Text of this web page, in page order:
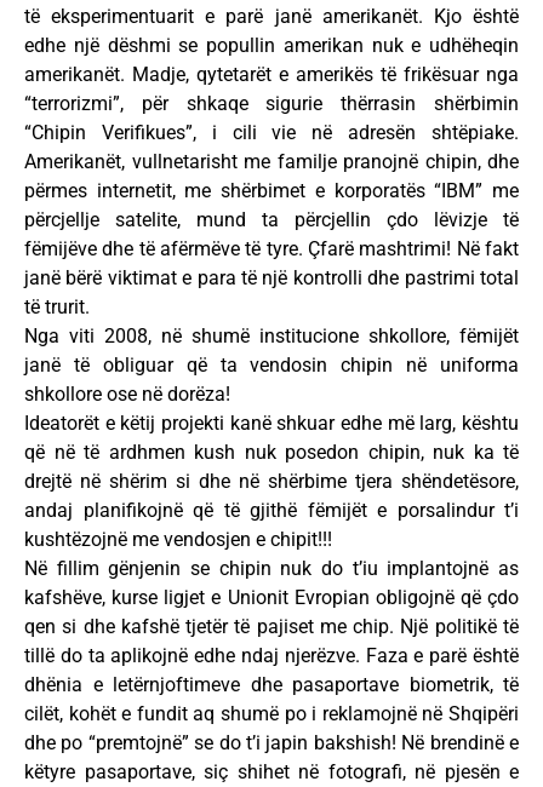
të eksperimentuarit e parë janë amerikanët. Kjo është
edhe një dëshmi se popullin amerikan nuk e udhëheqin
amerikanët. Madje, qytetarët e amerikës të frikësuar nga
“terrorizmi”, për shkaqe sigurie thërrasin shërbimin
“Chipin Verifikues”, i cili vie në adresën shtëpiake.
Amerikanët, vullnetarisht me familje pranojnë chipin, dhe
përmes internetit, me shërbimet e korporatës “IBM” me
përcjellje satelite, mund ta përcjellin çdo lëvizje të
fëmijëve dhe të afërmëve të tyre. Çfarë mashtrimi! Në fakt
janë bërë viktimat e para të një kontrolli dhe pastrimi total
të trurit.
Nga viti 2008, në shumë institucione shkollore, fëmijët
janë të obliguar që ta vendosin chipin në uniforma
shkollore ose në dorëza!
Ideatorët e këtij projekti kanë shkuar edhe më larg, kështu
që në të ardhmen kush nuk posedon chipin, nuk ka të
drejtë në shërim si dhe në shërbime tjera shëndetësore,
andaj planifikojnë që të gjithë fëmijët e porsalindur t’i
kushtëzojnë me vendosjen e chipit!!!
Në fillim gënjenin se chipin nuk do t’iu implantojnë as
kafshëve, kurse ligjet e Unionit Evropian obligojnë që çdo
qen si dhe kafshë tjetër të pajiset me chip. Një politikë të
tillë do ta aplikojnë edhe ndaj njerëzve. Faza e parë është
dhënia e letërnjoftimeve dhe pasaportave biometrik, të
cilët, kohët e fundit aq shumë po i reklamojnë në Shqipëri
dhe po “premtojnë” se do t’i japin bakshish! Në brendinë e
këtyre pasaportave, siç shihet në fotografi, në pjesën e